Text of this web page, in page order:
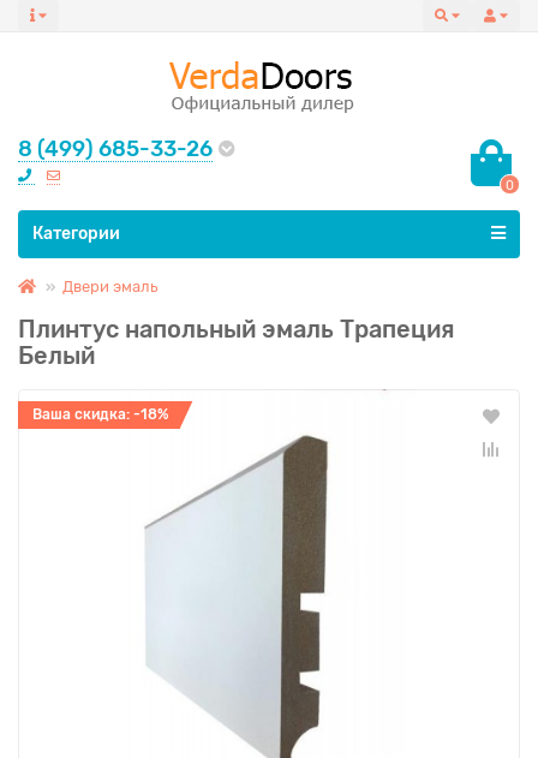
8 (499) 685-33-26
0
Все категории
Категории
Двери эмаль
Плинтус напольный эмаль Трапеция
Белый
Ваша скидка: -18%